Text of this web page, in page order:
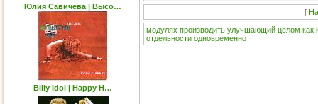
Юлия Савичева | Высо…
Billy Idol | Happy H…
[
модулях производить улучшающий целом как
отдельности одновременно